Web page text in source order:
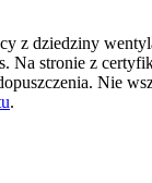
z dziedziny
Na stronie z
Nie
.